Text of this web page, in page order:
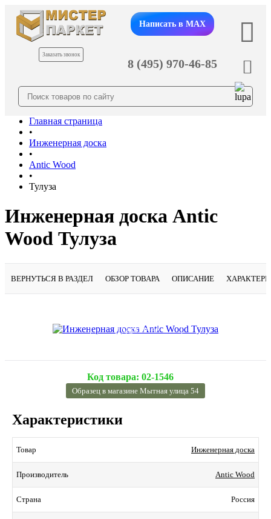
Заказать звонок
Написать в MAX
8 (495) 970-46-85
Главная страница
•
Инженерная доска
•
Antic Wood
•
Тулуза
Инженерная доска Antic
Wood Тулуза
ВЕРНУТЬСЯ В РАЗДЕЛ ОБЗОР ТОВАРА ОПИСАНИЕ
Подробнее
Код товара: 02-1546
Образец в магазине Мытная улица 54
Характеристики
Товар Инженерная доска
Производитель Antic Wood
Страна Россия